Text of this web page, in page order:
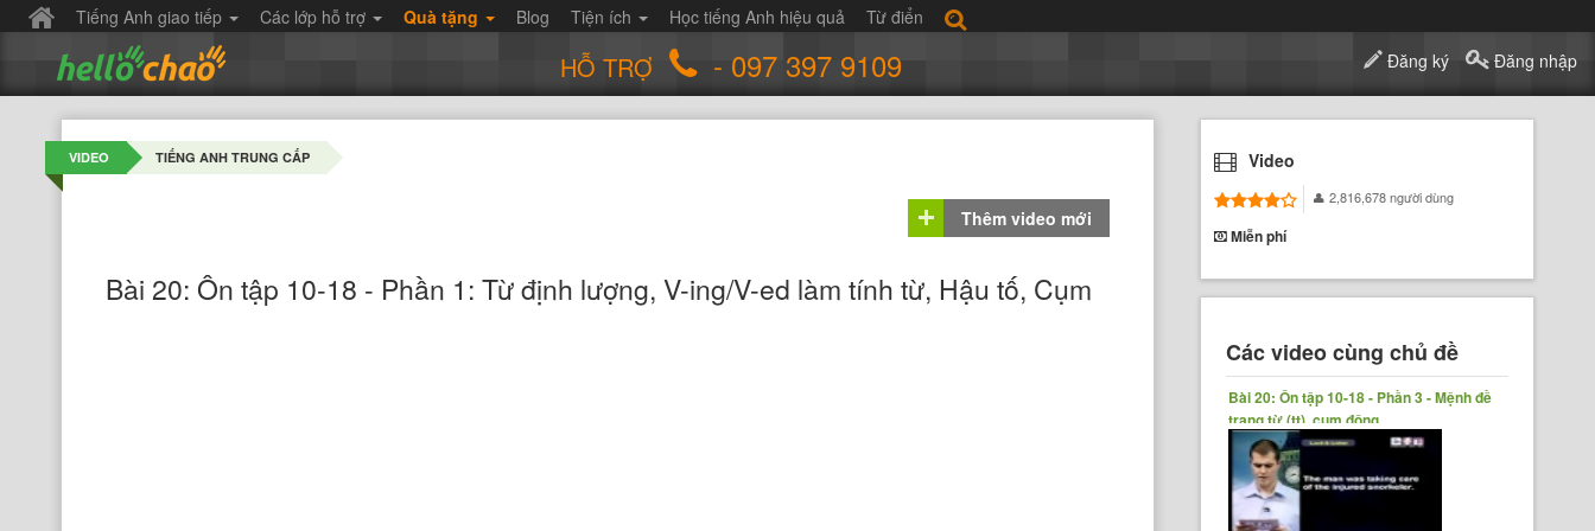
Tiếng Anh giao tiếp Các lớp hỗ trợ Quà tặng Blog Tiện ích Học tiếng Anh hiệu quả Từ điển
HỖ TRỢ - 097 397 9109 Đăng ký Đăng nhập
VIDEO TIẾNG ANH TRUNG CẤP
Thêm video mới
Bài 20: Ôn tập 10-18 - Phần 1: Từ định lượng, V-ing/V-ed làm tính từ, Hậu tố, Cụm
Video
2,816,678 người dùng
Miễn phí
Các video cùng chủ đề
Bài 20: Ôn tập 10-18 - Phần 3 - Mệnh đề
trạng từ (tt), cụm động......